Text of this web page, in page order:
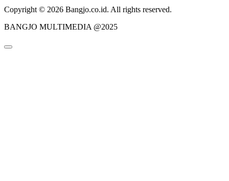
Copyright © 2026 Bangjo.co.id. All rights reserved.
BANGJO MULTIMEDIA @2025